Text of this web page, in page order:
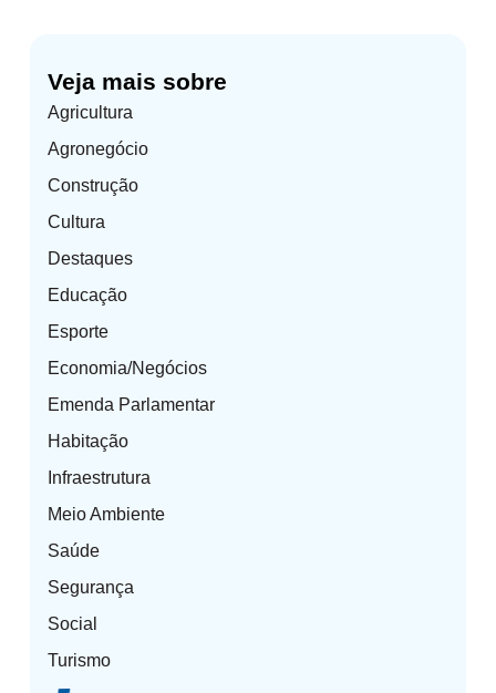
Veja mais sobre
Agricultura
Agronegócio
Construção
Cultura
Destaques
Educação
Esporte
Economia/Negócios
Emenda Parlamentar
Habitação
Infraestrutura
Meio Ambiente
Saúde
Segurança
Social
Turismo